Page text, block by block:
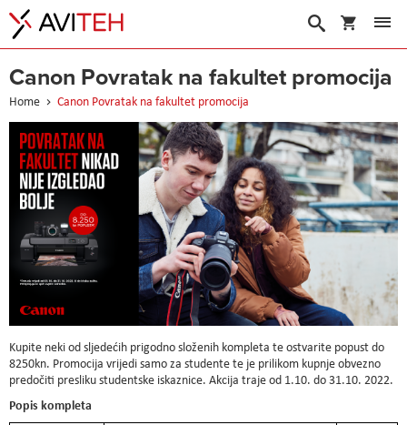
My Cart
Search
Canon Povratak na fakultet promocija
Home Canon Povratak na fakultet promocija
Kupite neki od sljedećih prigodno složenih kompleta te ostvarite popust do
8250kn. Promocija vrijedi samo za studente te je prilikom kupnje obvezno
predočiti presliku studentske iskaznice. Akcija traje od 1.10. do 31.10. 2022.
Popis kompleta